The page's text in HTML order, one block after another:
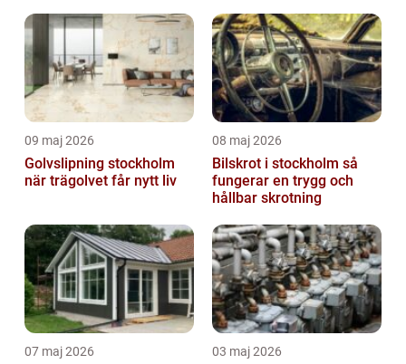
09 maj 2026
Golvslipning stockholm
när trägolvet får nytt liv
08 maj 2026
Bilskrot i stockholm så
fungerar en trygg och
hållbar skrotning
07 maj 2026 03 maj 2026